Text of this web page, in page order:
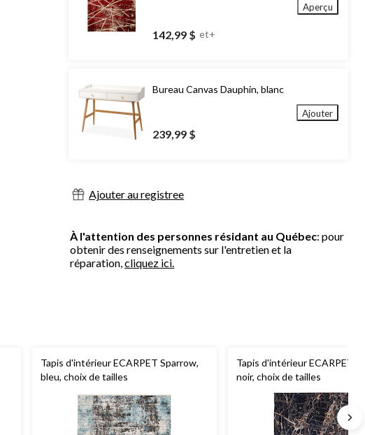
142,99 $ et+
Aperçu
Bureau Canvas Dauphin, blanc
239,99 $
Ajouter
Ajouter au registree
À l'attention des personnes résidant au Québec: pour
obtenir des renseignements sur l'entretien et la
réparation,cliquez ici.
Tapis d'intérieur ECARPET Sparrow,
bleu, choix de tailles
Tapis d'intérieur ECARPET
noir, choix de tailles